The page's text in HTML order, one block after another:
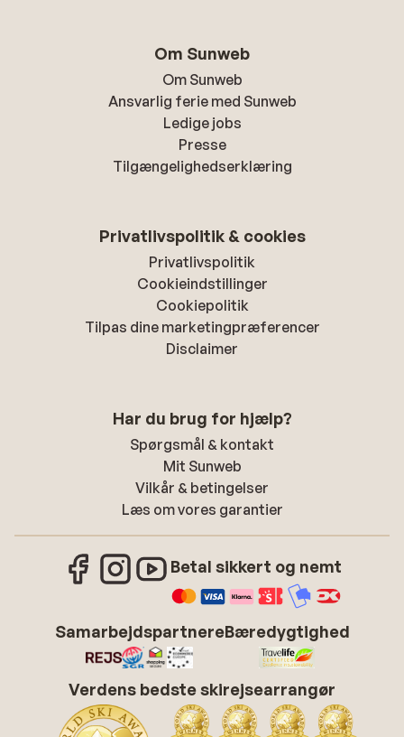
Om Sunweb
Om Sunweb
Ansvarlig ferie med Sunweb
Ledige jobs
Presse
Tilgængelighedserklæring
Privatlivspolitik & cookies
Privatlivspolitik
Cookieindstillinger
Cookiepolitik
Tilpas dine marketingpræferencer
Disclaimer
Har du brug for hjælp?
Spørgsmål & kontakt
Mit Sunweb
Vilkår & betingelser
Læs om vores garantier
Betal sikkert og nemt
SamarbejdspartnereBæredygtighed
Verdens bedste skirejsearrangør